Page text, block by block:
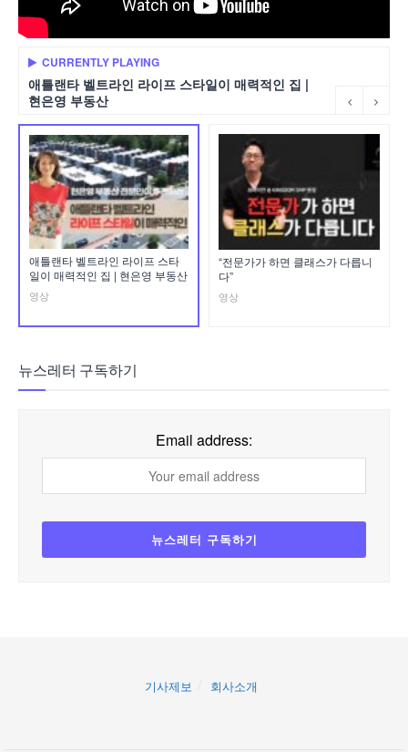
CURRENTLY PLAYING
애틀랜타 벨트라인 라이프 스타일이 매력적인 집 |
현은영 부동산
애틀랜타 벨트라인 라이프 스타
일이 매력적인 집 | 현은영 부동산
영상
“전문가가 하면 클래스가 다릅니
다”
영상
뉴스레터 구독하기
Email address:
기사제보 회사소개